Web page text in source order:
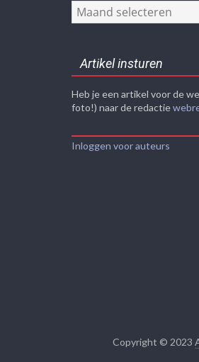
Nieuwsarchief
Artikel insturen
Heb je een artikel voor de
foto!) naar de redactie
Inloggen voor auteurs
Copyright © 2023